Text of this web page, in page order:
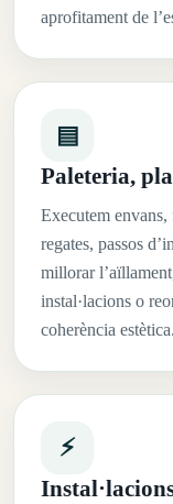
aprofitament de
▤
Paleteria,
Executem envans,
regates, passos
millorar
instal·lacions o
coherència estètica.
⚡